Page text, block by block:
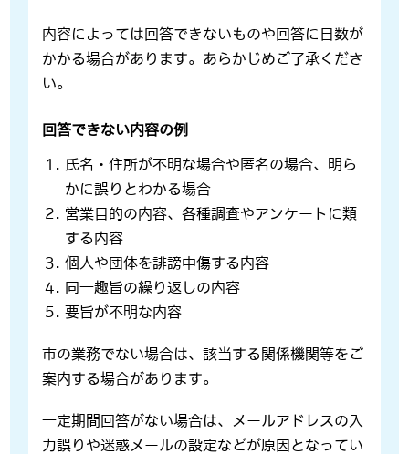
内容によっては回答できないものや回答に日数が
かかる場合があります。あらかじめご了承くださ
い。
回答できない内容の例
氏名・住所が不明な場合や匿名の場合、明ら
かに誤りとわかる場合
営業目的の内容、各種調査やアンケートに類
する内容
個人や団体を誹謗中傷する内容
同一趣旨の繰り返しの内容
要旨が不明な内容
市の業務でない場合は、該当する関係機関等をご
案内する場合があります。
一定期間回答がない場合は、メールアドレスの入
力誤りや迷惑メールの設定などが原因となってい